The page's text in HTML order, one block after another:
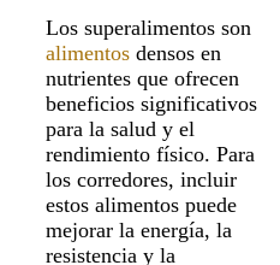
Los superalimentos son
alimentos densos en
nutrientes que ofrecen
beneficios significativos
para la salud y el
rendimiento físico. Para
los corredores, incluir
estos alimentos puede
mejorar la energía, la
resistencia y la